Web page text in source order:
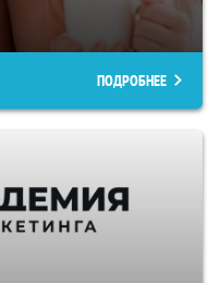
ПОДРОБНЕЕ